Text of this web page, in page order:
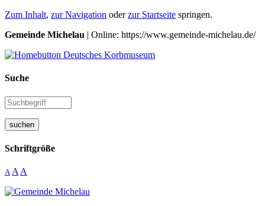
Zum Inhalt, zur Navigation oderzur Startseite springen.
Gemeinde Michelau | Online: https://www.gemeinde-michelau.de/
Suche
suchen
Schriftgröße
A A A